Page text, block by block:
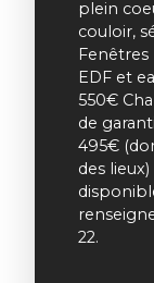
plein
couloir,
EDF et
550€
de
495€
des
22.